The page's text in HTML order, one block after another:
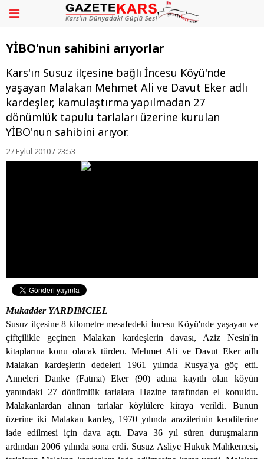
YİBO'nun sahibini arıyorlar
Kars'ın Susuz ilçesine bağlı İncesu Köyü'nde
yaşayan Malakan Mehmet Ali ve Davut Eker adlı
kardeşler, kamulaştırma yapılmadan 27
dönümlük tapulu tarlaları üzerine kurulan
YİBO'nun sahibini arıyor.
27 Eylül 2010 / 23:53
Mukadder YARDIMCIEL
Susuz ilçesine 8 kilometre mesafedeki İncesu Köyü'nde yaşayan ve
çiftçilikle geçinen Malakan kardeşlerin davası, Aziz Nesin'in
kitaplarına konu olacak türden. Mehmet Ali ve Davut Eker adlı
Malakan kardeşlerin dedeleri 1961 yılında Rusya'ya göç etti.
Anneleri Danke (Fatma) Eker (90) adına kayıtlı olan köyün
yanındaki 27 dönümlük tarlalara Hazine tarafından el konuldu.
Malakanlardan alınan tarlalar köylülere kiraya verildi. Bunun
üzerine iki Malakan kardeş, 1970 yılında arazilerinin kendilerine
iade edilmesi için dava açtı. Dava 36 yıl süren duruşmaların
ardından 2006 yılında sona erdi. Susuz Asliye Hukuk Mahkemesi,